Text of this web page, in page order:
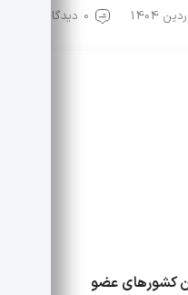
0 دیدگاه
کشورهای عضو